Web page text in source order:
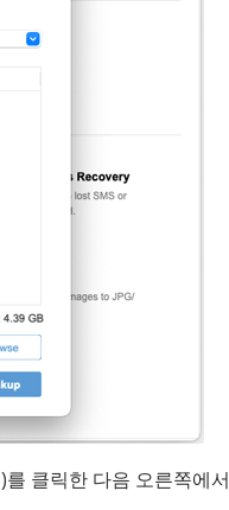
)를 클릭한 다음 오른쪽에